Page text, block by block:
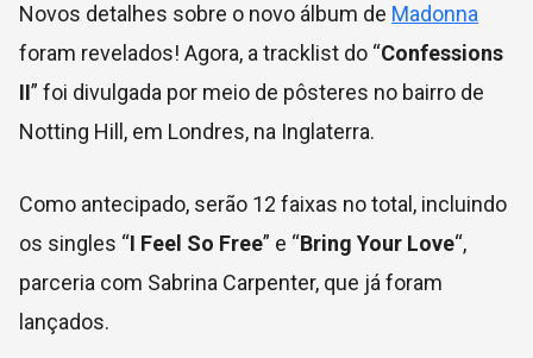
Novos detalhes sobre o novo álbum de Madonna
foram revelados! Agora, a tracklist do “Confessions
II” foi divulgada por meio de pôsteres no bairro de
Notting Hill, em Londres, na Inglaterra.
Como antecipado, serão 12 faixas no total, incluindo
os singles “I Feel So Free” e “Bring Your Love“,
parceria com Sabrina Carpenter, que já foram
lançados.